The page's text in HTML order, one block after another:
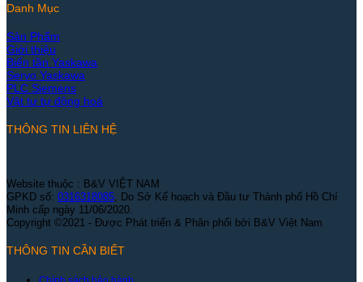
Danh Mục
Sản Phẩm
Giới thiệu
Biến tần Yaskawa
Servo Yaskawa
PLC Siemens
Vật tư tự động hoá
THÔNG TIN LIÊN HỆ
Website thuộc : B&V VIỆT NAM
GPKD số: 0316318085, Do Sở Kế hoạch và Đầu tư Thành phố Hồ Chí
Minh cấp ngày 11/06/2020.
Copyright ©2021 - Được Phát triển & Phân phối bởi B&V Việt Nam
THÔNG TIN CẦN BIẾT